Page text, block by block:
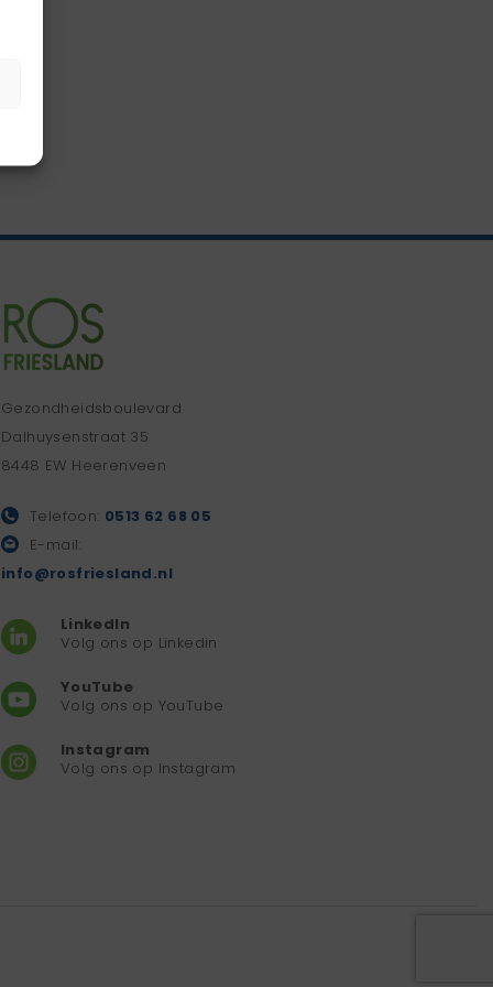
Gezondheidsboulevard
Dalhuysenstraat 35
8448 EW Heerenveen
Telefoon: 0513 62 68 05
E-mail:
info@rosfriesland.nl
LinkedIn
Volg ons op Linkedin
YouTube
Volg ons op YouTube
Instagram
Volg ons op Instagram